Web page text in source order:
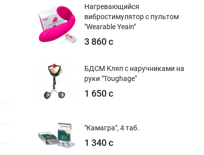
Нагревающийся
вибростимулятор с пультом
"Wearable Yeain"
3 860 с
БДСМ Кляп с наручниками на
руки "Toughage"
1 650 с
"Камагра", 4 таб.
1 340 с